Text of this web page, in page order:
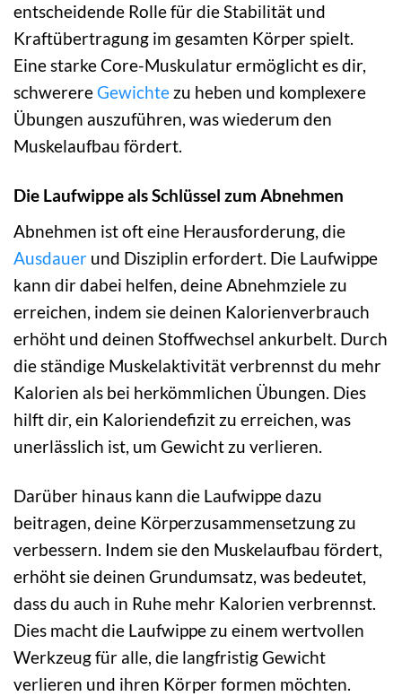
entscheidende Rolle für die Stabilität und
Kraftübertragung im gesamten Körper spielt.
Eine starke Core-Muskulatur ermöglicht es dir,
schwerereGewichte zu heben und komplexere
Übungen auszuführen, was wiederum den
Muskelaufbau fördert.
Die Laufwippe als Schlüssel zum Abnehmen
Abnehmen ist oft eine Herausforderung, die
Ausdauer und Disziplin erfordert. Die Laufwippe
kann dir dabei helfen, deine Abnehmziele zu
erreichen, indem sie deinen Kalorienverbrauch
erhöht und deinen Stoffwechsel ankurbelt. Durch
die ständige Muskelaktivität verbrennst du mehr
Kalorien als bei herkömmlichen Übungen. Dies
hilft dir, ein Kaloriendefizit zu erreichen, was
unerlässlich ist, um Gewicht zu verlieren.
Darüber hinaus kann die Laufwippe dazu
beitragen, deine Körperzusammensetzung zu
verbessern. Indem sie den Muskelaufbau fördert,
erhöht sie deinen Grundumsatz, was bedeutet,
dass du auch in Ruhe mehr Kalorien verbrennst.
Dies macht die Laufwippe zu einem wertvollen
Werkzeug für alle, die langfristig Gewicht
verlieren und ihren Körper formen möchten.